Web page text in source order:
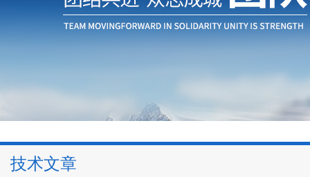
技术文章